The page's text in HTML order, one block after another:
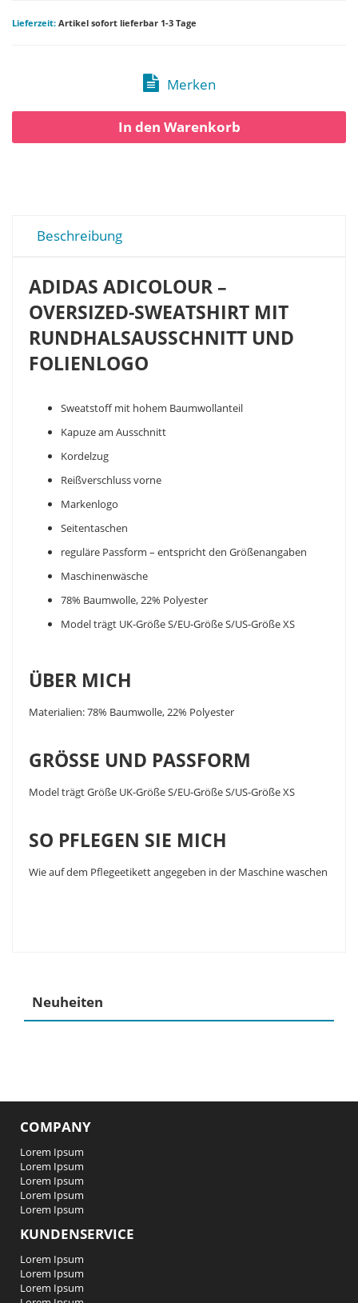
Lieferzeit: Artikel sofort lieferbar 1-3 Tage
Merken
In den Warenkorb
Beschreibung
ADIDAS ADICOLOUR –
OVERSIZED-SWEATSHIRT MIT
RUNDHALSAUSSCHNITT UND
FOLIENLOGO
Sweatstoff mit hohem Baumwollanteil
Kapuze am Ausschnitt
Kordelzug
Reißverschluss vorne
Markenlogo
Seitentaschen
reguläre Passform – entspricht den Größenangaben
Maschinenwäsche
78% Baumwolle, 22% Polyester
Model trägt UK-Größe S/EU-Größe S/US-Größe XS
ÜBER MICH
Materialien: 78% Baumwolle, 22% Polyester
GRÖSSE UND PASSFORM
Model trägt Größe UK-Größe S/EU-Größe S/US-Größe XS
SO PFLEGEN SIE MICH
Wie auf dem Pflegeetikett angegeben in der Maschine waschen
Neuheiten
COMPANY
Lorem Ipsum
Lorem Ipsum
Lorem Ipsum
Lorem Ipsum
Lorem Ipsum
KUNDENSERVICE
Lorem Ipsum
Lorem Ipsum
Lorem Ipsum